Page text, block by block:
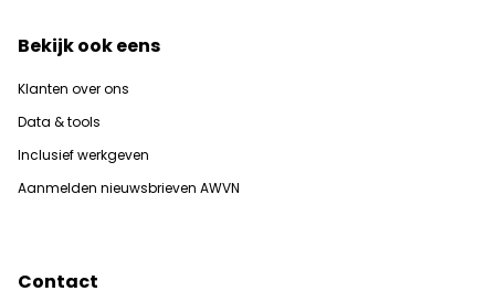
Bekijk ook eens
Klanten over ons
Data & tools
Inclusief werkgeven
Aanmelden nieuwsbrieven AWVN
Contact